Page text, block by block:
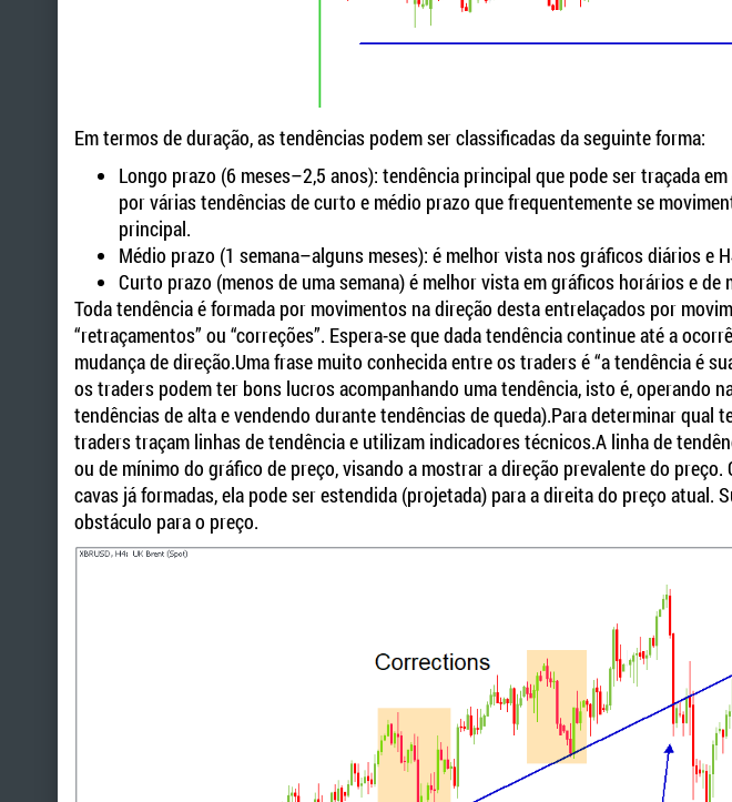
Em termos de duração, as tendências podem ser classificadas da seguinte forma:
Longo prazo (6 meses–2,5 anos): tendência principal que pode ser traçada
por várias tendências de curto e médio prazo que frequentemente se
principal.
Médio prazo (1 semana–alguns meses): é melhor vista nos gráficos diários e
Curto prazo (menos de uma semana) é melhor vista em gráficos horários e de
Toda tendência é formada por movimentos na direção desta entrelaçados por
“retraçamentos” ou “correções”. Espera-se que dada tendência continue até a
mudança de direção.Uma frase muito conhecida entre os traders é “a tendência é
os traders podem ter bons lucros acompanhando uma tendência, isto é, operando
tendências de alta e vendendo durante tendências de queda).Para determinar qual
traders traçam linhas de tendência e utilizam indicadores técnicos.A linha de
ou de mínimo do gráfico de preço, visando a mostrar a direção prevalente do
cavas já formadas, ela pode ser estendida (projetada) para a direita do preço atual.
obstáculo para o preço.